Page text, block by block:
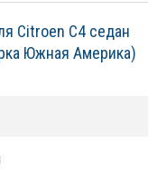
Citroen C4 седан
Южная Америка)